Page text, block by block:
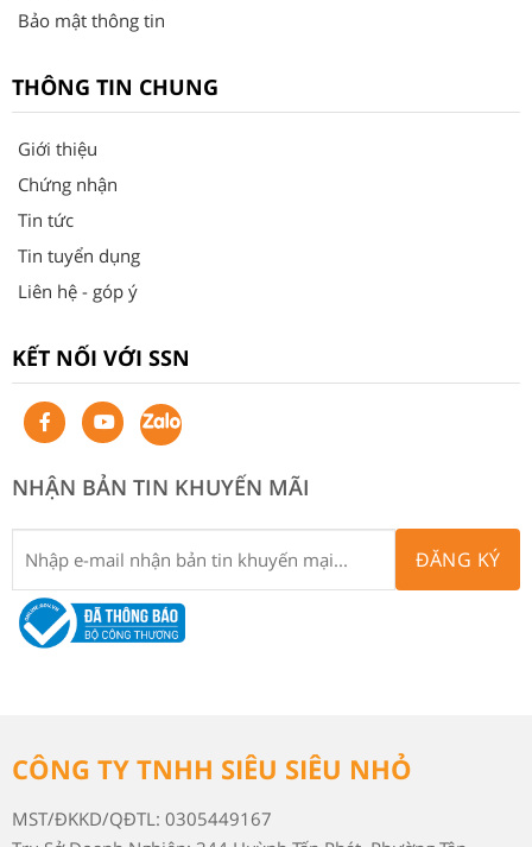
Bảo mật thông tin
THÔNG TIN CHUNG
Giới thiệu
Chứng nhận
Tin tức
Tin tuyển dụng
Liên hệ - góp ý
KẾT NỐI VỚI SSN
NHẬN BẢN TIN KHUYẾN MÃI
ĐĂNG KÝ
CÔNG TY TNHH SIÊU SIÊU NHỎ
MST/ĐKKD/QĐTL: 0305449167